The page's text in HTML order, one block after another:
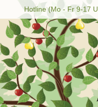
Hotline (Mo - Fr 9-17